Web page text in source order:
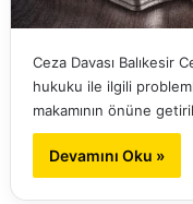
Ceza Davası Balıkesir
hukuku ile ilgili
makamının önüne
Devamını Oku »